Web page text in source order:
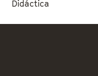
Didáctica